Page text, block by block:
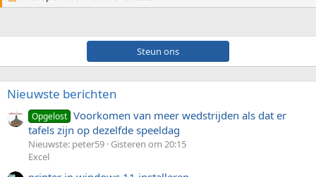
Steun ons
Nieuwste berichten
Opgelost Voorkomen van meer wedstrijden als dat er
tafels zijn op dezelfde speeldag
Nieuwste: peter59 Gisteren om 20:15
Excel